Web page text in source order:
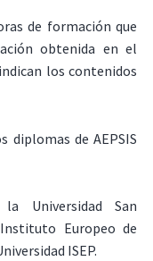
de formación que
obtenida en el
los contenidos
diplomas de AEPSIS
Universidad San
Europeo de
ISEP.